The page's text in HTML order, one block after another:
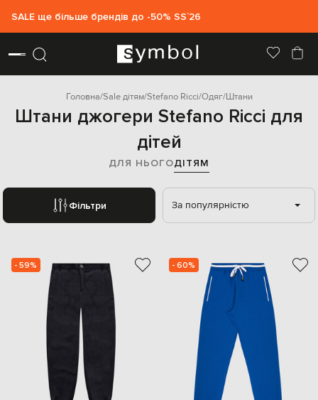
SALE ще більше брендів до -50% SS`26
Головна Sale дітям Stefano Ricci Одяг Штани
Штани джогери Stefano Ricci для
дітей
ДЛЯ НЬОГОДІТЯМ
Фільтри За популярністю
- 59% - 60%